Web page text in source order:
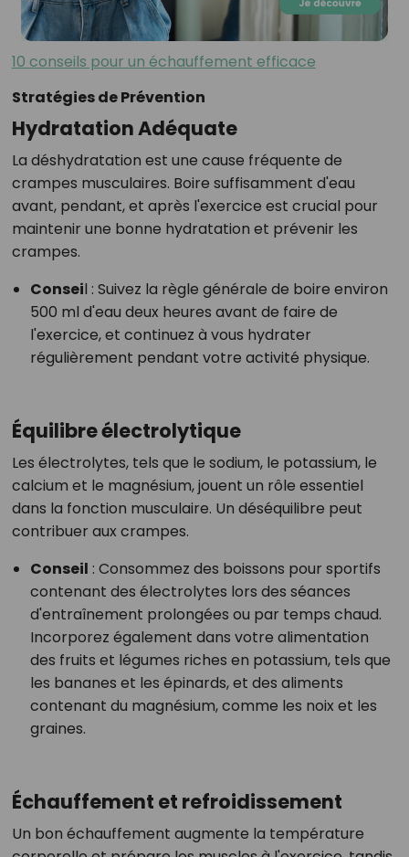
10 conseils pour un échauffement efficace
Stratégies de Prévention
Hydratation Adéquate
La déshydratation est une cause fréquente de
crampes musculaires. Boire suffisamment d'eau
avant, pendant, et après l'exercice est crucial pour
maintenir une bonne hydratation et prévenir les
crampes.
Conseil : Suivez la règle générale de boire environ
500 ml d'eau deux heures avant de faire de
l'exercice, et continuez à vous hydrater
régulièrement pendant votre activité physique.
Équilibre électrolytique
Les électrolytes, tels que le sodium, le potassium, le
calcium et le magnésium, jouent un rôle essentiel
dans la fonction musculaire. Un déséquilibre peut
contribuer aux crampes.
Conseil : Consommez des boissons pour sportifs
contenant des électrolytes lors des séances
d'entraînement prolongées ou par temps chaud.
Incorporez également dans votre alimentation
des fruits et légumes riches en potassium, tels que
les bananes et les épinards, et des aliments
contenant du magnésium, comme les noix et les
graines.
Échauffement et refroidissement
Un bon échauffement augmente la température